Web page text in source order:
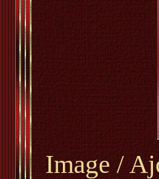
Image /